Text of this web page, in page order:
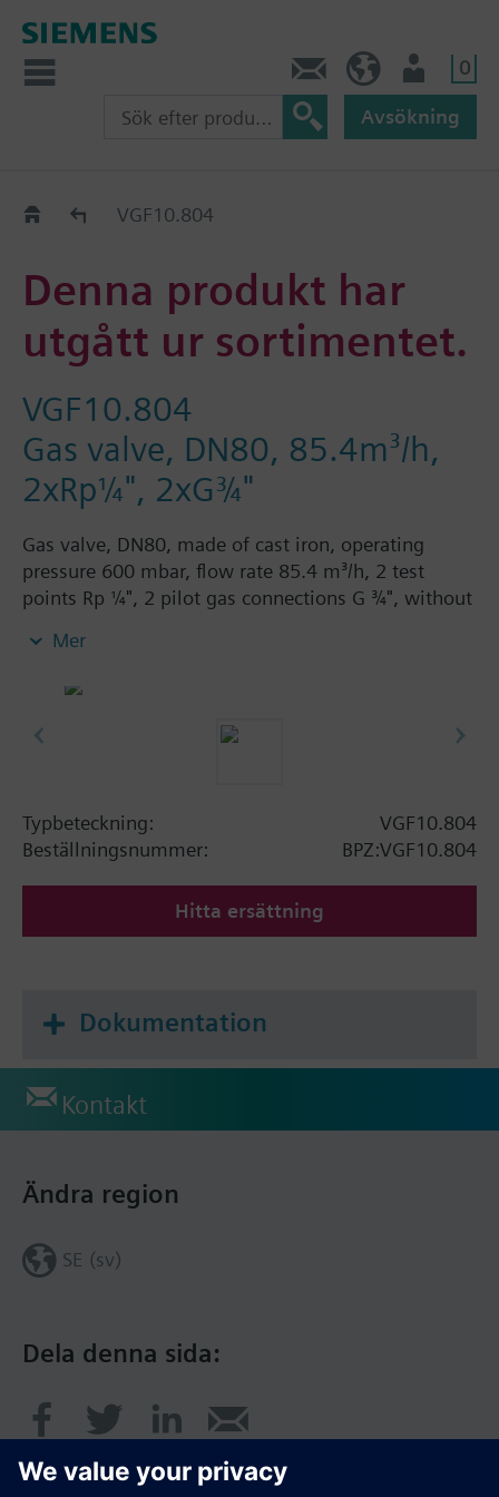
0
Avsökning
Old2NewVGF10.804
Denna produkt har
utgått ur sortimentet.
VGF10.804
Gas valve, DN80, 85.4m³/h,
2xRp¼", 2xG¾"
Gas valve, DN80, made of cast iron, operating
pressure 600 mbar, flow rate 85.4 m³/h, 2 test
points Rp ¼", 2 pilot gas connections G ¾", without
Mer
Typbeteckning:
VGF10.804
Beställningsnummer:
BPZ:VGF10.804
Hitta ersättning
Dokumentation
Kontakt
Dela denna sida:
Ändra region
SE (sv)